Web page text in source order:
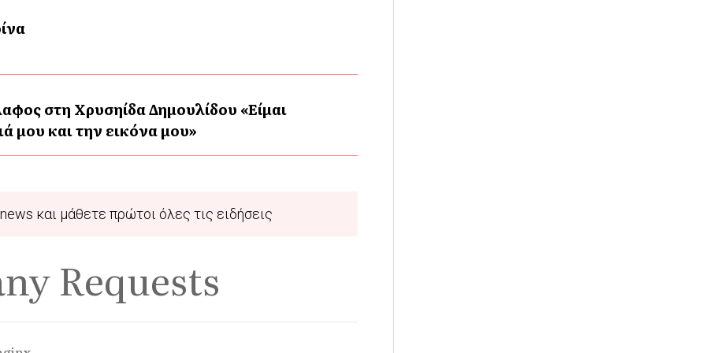
στη Χρυσηίδα Δημουλίδου «Είμαι
μου και την εικόνα μου»
και μάθετε πρώτοι όλες τις ειδήσεις
Requests